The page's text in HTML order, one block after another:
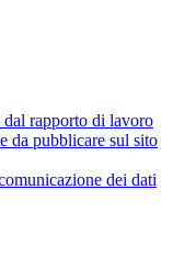
rapporto di lavoro
da pubblicare sul sito
dei dati